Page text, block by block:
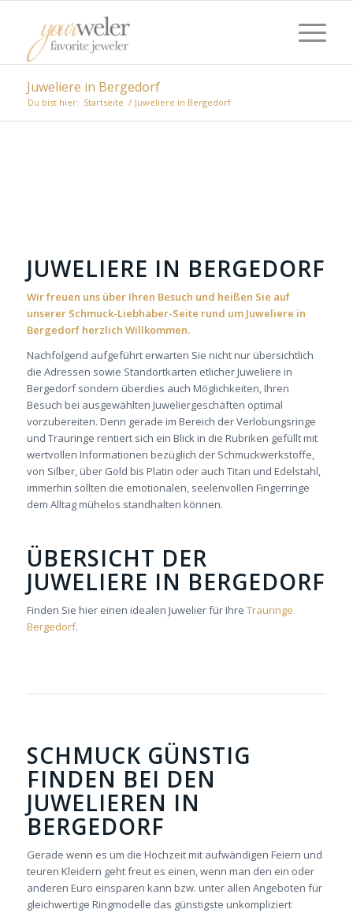
Juweliere in Bergedorf
Du bist hier: Startseite / Juweliere in Bergedorf
JUWELIERE IN BERGEDORF
Wir freuen uns über Ihren Besuch und heißen Sie auf
unserer Schmuck-Liebhaber-Seite rund um Juweliere in
Bergedorf herzlich Willkommen.
Nachfolgend aufgeführt erwarten Sie nicht nur übersichtlich
die Adressen sowie Standortkarten etlicher Juweliere in
Bergedorf sondern überdies auch Möglichkeiten, Ihren
Besuch bei ausgewählten Juweliergeschäften optimal
vorzubereiten. Denn gerade im Bereich der Verlobungsringe
und Trauringe rentiert sich ein Blick in die Rubriken gefüllt mit
wertvollen Informationen bezüglich der Schmuckwerkstoffe,
von Silber, über Gold bis Platin oder auch Titan und Edelstahl,
immerhin sollten die emotionalen, seelenvollen Fingerringe
dem Alltag mühelos standhalten können.
ÜBERSICHT DER
JUWELIERE IN BERGEDORF
Finden Sie hier einen idealen Juwelier für Ihre Trauringe
Bergedorf.
SCHMUCK GÜNSTIG
FINDEN BEI DEN
JUWELIEREN IN
BERGEDORF
Gerade wenn es um die Hochzeit mit aufwändigen Feiern und
teuren Kleidern geht freut es einen, wenn man den ein oder
anderen Euro einsparen kann bzw. unter allen Angeboten für
gleichwertige Ringmodelle das günstigste unkompliziert